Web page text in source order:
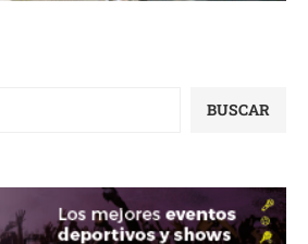
BUSCAR